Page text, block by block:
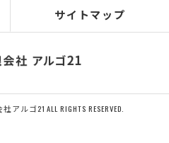
サイトマップ
ルゴ21 ALL RIGHTS RESERVED.